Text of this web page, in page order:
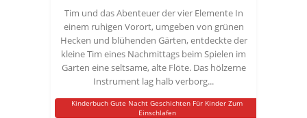
Tim und das Abenteuer der vier Elemente In
einem ruhigen Vorort, umgeben von grünen
Hecken und blühenden Gärten, entdeckte der
kleine Tim eines Nachmittags beim Spielen im
Garten eine seltsame, alte Flöte. Das hölzerne
Instrument lag halb verborg...
Kinderbuch Gute Nacht Geschichten Für Kinder Zum
Einschlafen